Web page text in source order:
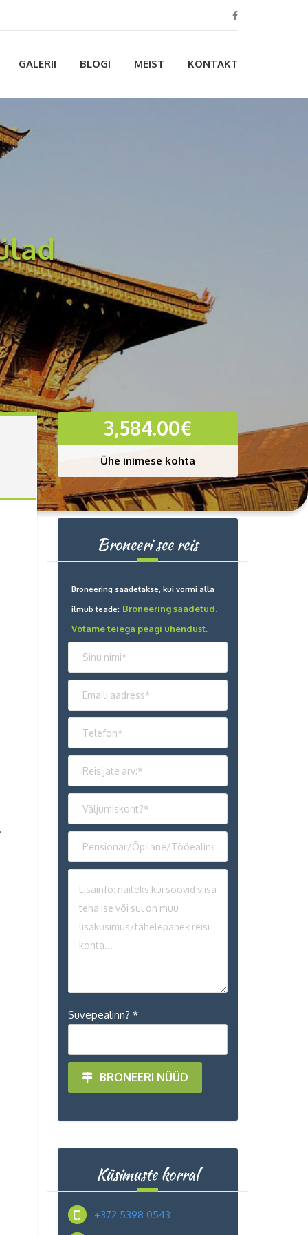
GALERII BLOGI MEIST KONTAKT
3,584.00€
Ühe inimese kohta
Broneeri see reis
Broneering saadetakse, kui vormi alla
ilmub teade: Broneering saadetud.
Võtame teiega peagi ühendust.
Suvepealinn? *
BRONEERI NÜÜD
Küsimuste korral
+372 5398 0543